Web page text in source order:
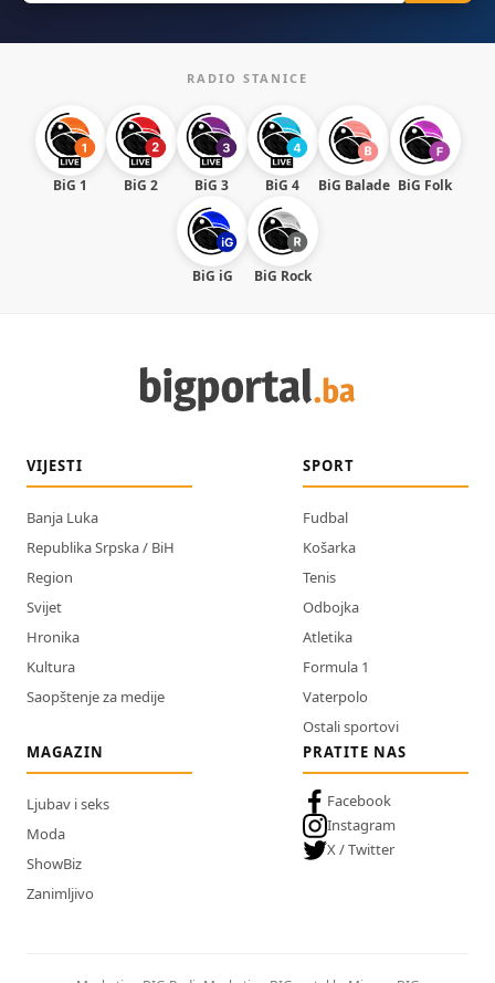
RADIO STANICE
BiG 1 BiG 2 BiG 3 BiG 4 BiG Balade BiG Folk
BiG iG BiG Rock
VIJESTI
Banja Luka
Republika Srpska / BiH
Region
Svijet
Hronika
Kultura
Saopštenje za medije
SPORT
Fudbal
Košarka
Tenis
Odbojka
Atletika
Formula 1
Vaterpolo
Ostali sportovi
MAGAZIN
Ljubav i seks
Moda
ShowBiz
Zanimljivo
PRATITE NAS
Facebook
Instagram
X / Twitter